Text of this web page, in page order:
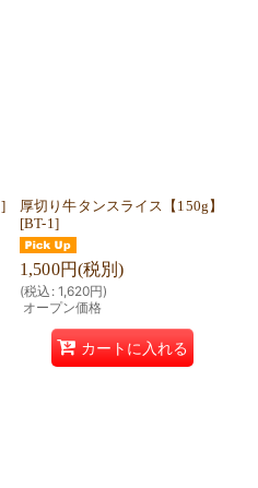
]
厚切り牛タンスライス【150g】
[BT-1 ]
1,500円(税別)
(税込 : 1,620円)
オープン価格
カートに入れる